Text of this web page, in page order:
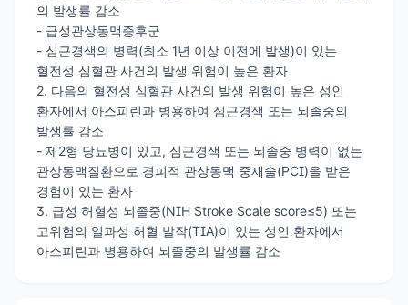
의 발생률 감소
- 급성관상동맥증후군
- 심근경색의 병력(최소 1년 이상 이전에 발생)이 있는
혈전성 심혈관 사건의 발생 위험이 높은 환자
2. 다음의 혈전성 심혈관 사건의 발생 위험이 높은 성인
환자에서 아스피린과 병용하여 심근경색 또는 뇌졸중의
발생률 감소
- 제2형 당뇨병이 있고, 심근경색 또는 뇌졸중 병력이 없는
관상동맥질환으로 경피적 관상동맥 중재술(PCI)을 받은
경험이 있는 환자
3. 급성 허혈성 뇌졸중(NIH Stroke Scale score≤5) 또는
고위험의 일과성 허혈 발작(TIA)이 있는 성인 환자에서
아스피린과 병용하여 뇌졸중의 발생률 감소